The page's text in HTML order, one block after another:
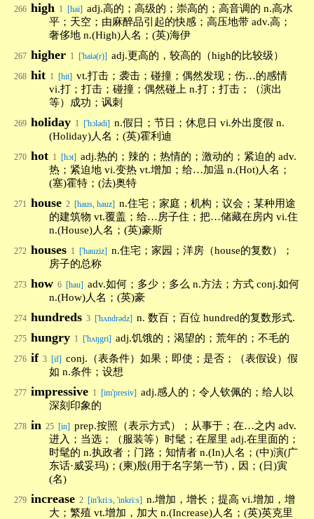
266 high 1 [hai] adj.高的；高级的；崇高的；高音调的 n.高水
平；天空；由麻醉品引起的快感；高压地带 adv.高；
奢侈地 n.(High)人名；(英)海伊
267 higher 1 ['haiə(r)] adj.更高的，较高的（high的比较级）
268 hit 1 [hit] vt.打击；袭击；碰撞；偶然发现；伤…的感情
vi.打；打击；碰撞；偶然碰上 n.打；打击；（演出
等）成功；讽刺
269 holiday 1 ['hɔlədi] n.假日；节日；休息日 vi.外出度假 n.
(Holiday)人名；(英)霍利迪
270 hot 1 [hɔt] adj.热的；辣的；热情的；激动的；紧迫的 adv.
热；紧迫地 vi.变热 vt.增加；给…加温 n.(Hot)人名；
(塞)霍特；(法)奥特
271 house 2 [haus, hauz] n.住宅；家庭；机构；议会；某种用途
的建筑物 vt.覆盖；给…房子住；把…储藏在房内 vi.住
n.(House)人名；(英)豪斯
272 houses 1 ['hauziz] n.住宅；家园；洋房（house的复数）；
房子的总称
273 how 6 [hau] adv.如何；多少；多么 n.方法；方式 conj.如何
n.(How)人名；(英)豪
274 hundreds 3 ['hʌndrədz] n. 数百；百位 hundred的复数形式.
275 hungry 1 ['hʌŋgri] adj.饥饿的；渴望的；荒年的；不毛的
276 if 3 [if] conj.（表条件）如果；即使；是否；（表假设）假
如 n.条件；设想
277 impressive 1 [im'presiv] adj.感人的；令人钦佩的；给人以
深刻印象的
278 in 25 [in] prep.按照（表示方式）；从事于；在…之内 adv.
进入；当选；（服装等）时髦；在屋里 adj.在里面的；
时髦的 n.执政者；门路；知情者 n.(In)人名；(中)演(广
东话·威妥玛)；(柬)殷(用于名字第一节)，因；(日)寅
(名)
279 increase 2 [in'kri:s, 'inkri:s] n.增加，增长；提高 vi.增加，增
大；繁殖 vt.增加，加大 n.(Increase)人名；(英)英克里